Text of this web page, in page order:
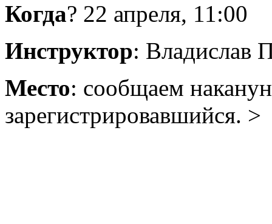
Когда? 22 апреля, 11:00
Инструктор: Владислав
Место: сообщаем
зарегистрировавшийся. >